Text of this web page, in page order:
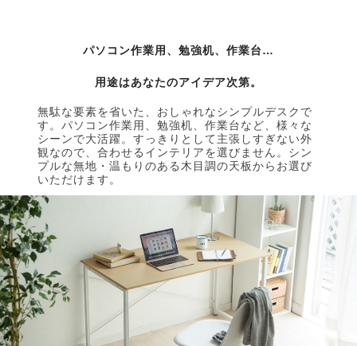
パソコン作業用、勉強机、作業台…
用途はあなたのアイデア次第。
無駄な要素を省いた、おしゃれなシンプルデスクで
す。パソコン作業用、勉強机、作業台など、様々な
シーンで大活躍。すっきりとして主張しすぎない外
観なので、合わせるインテリアを選びません。シン
プルな無地・温もりのある木目調の天板からお選び
いただけます。